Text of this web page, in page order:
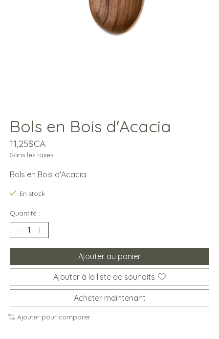
Bols en Bois d'Acacia
11,25$CA
Sans les taxes
Bols en Bois d'Acacia
En stock
Quantité :
Ajouter au panier
Ajouter à la liste de souhaits
Acheter maintenant
Ajouter pour comparer